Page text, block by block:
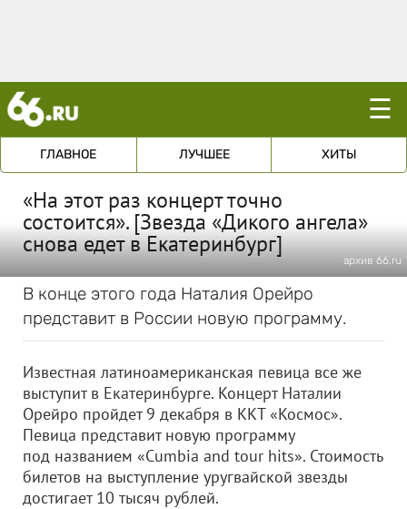
☰
ГЛАВНОЕ ЛУЧШЕЕ ХИТЫ
«На этот раз концерт точно
состоится». [Звезда «Дикого ангела»
снова едет в Екатеринбург]
архив 66.ru
В конце этого года Наталия Орейро
представит в России новую программу.
Известная латиноамериканская певица все же
выступит в Екатеринбурге. Концерт Наталии
Орейро пройдет 9 декабря в ККТ «Космос».
Певица представит новую программу
под названием «Cumbia and tour hits». Стоимость
билетов на выступление уругвайской звезды
достигает 10 тысяч рублей.